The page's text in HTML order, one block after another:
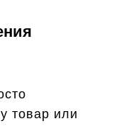
товар или